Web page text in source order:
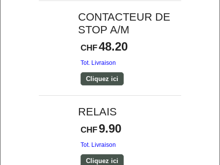
CONTACTEUR DE
STOP A/M
CHF48.20
Tot. Livraison
Cliquez ici
RELAIS
CHF9.90
Tot. Livraison
Cliquez ici